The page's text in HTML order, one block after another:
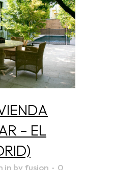
– EL
in byfusion 0